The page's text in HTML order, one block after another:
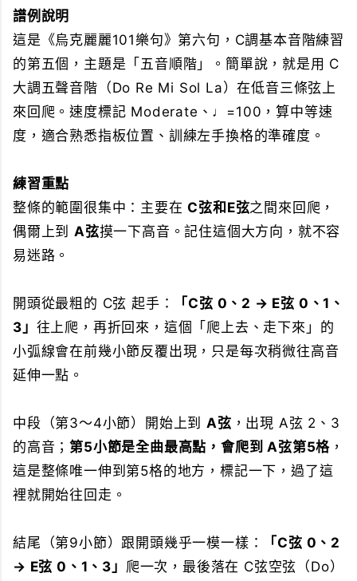
譜例說明
這是《烏克麗麗101樂句》第六句，C調基本音階練習
的第五個，主題是「五音順階」。簡單說，就是用 C
大調五聲音階（Do Re Mi Sol La）在低音三條弦上
來回爬。速度標記 Moderate、♩=100，算中等速
度，適合熟悉指板位置、訓練左手換格的準確度。
練習重點
整條的範圍很集中：主要在C弦和E弦之間來回爬，
偶爾上到 A弦摸一下高音。記住這個大方向，就不容
易迷路。
開頭從最粗的 C弦 起手：
「C弦 0、2 → E弦 0、1、
3」 往上爬，再折回來，這個「爬上去、走下來」的
小弧線會在前幾小節反覆出現，只是每次稍微往高音
延伸一點。
中段（第3～4小節）開始上到A弦 ，出現 A弦 2、3
的高音；第5小節是全曲最高點，會爬到 A弦第5格 ，
這是整條唯一伸到第5格的地方，標記一下，過了這
裡就開始往回走。
結尾（第9小節）跟開頭幾乎一模一樣：
「C弦 0、2
→ E弦 0、1、3」 爬一次，最後落在 C弦空弦（Do）